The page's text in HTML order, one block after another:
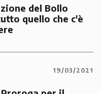
del Bollo
quello che c'è
19/03/2021